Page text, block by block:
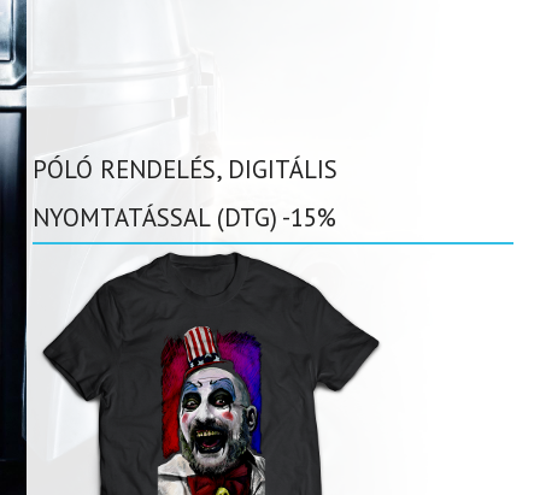
PÓLÓ RENDELÉS, DIGITÁLIS
NYOMTATÁSSAL (DTG) -15%